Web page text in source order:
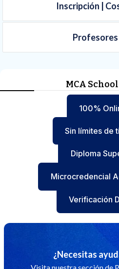
MCA
100%
Sin límites de
Diploma
Microcredencial
Verificación
¿Necesitas
Inscripción |
Profesores